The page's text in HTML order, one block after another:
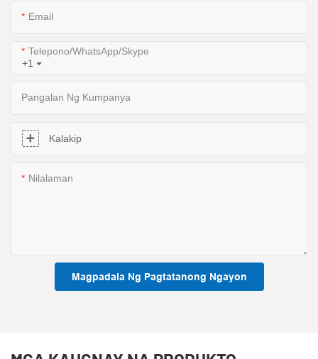
Email
+1
Telepono/WhatsApp/Skype
Pangalan Ng Kumpanya
Kalakip
Nilalaman
Magpadala Ng Pagtatanong Ngayon